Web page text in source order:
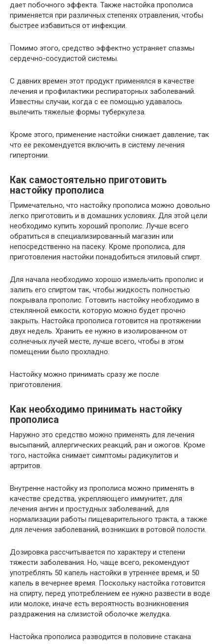
дает побочного эффекта. Также настойка прополиса
применяется при различных степенях отравления, чтобы
быстрее избавиться от инфекции.
Помимо этого, средство эффектно устраняет спазмы
сердечно-сосудистой системы.
С давних времен этот продукт применялся в качестве
лечения и профилактики респираторных заболеваний.
Известны случаи, когда с ее помощью удавалось
вылечить тяжелые формы туберкулеза.
Кроме этого, применение настойки снижает давление, так
что ее рекомендуется включить в систему лечения
гипертонии.
Как самостоятельно приготовить
настойку прополиса
Примечательно, что настойку прополиса можно довольно
легко приготовить и в домашних условиях. Для этой цели
необходимо купить хороший прополис. Лучше всего
обратиться в специализированный магазин или
непосредственно на пасеку. Кроме прополиса, для
приготовления настойки понадобиться этиловый спирт.
Для начала необходимо хорошо измельчить прополис и
залить его спиртом так, чтобы жидкость полностью
покрывала прополис. Готовить настойку необходимо в
стеклянной емкости, которую можно будет прочно
закрыть. Настойка прополиса готовится на протяжении
двух недель. Хранить ее нужно в изолированном от
солнечных лучей месте, лучше всего, чтобы в этом
помещении было прохладно.
Настойку можно принимать сразу же после
приготовления.
Как необходимо принимать настойку
прополиса
Наружно это средство можно применять для лечения
высыпаний, аллергических реакций, ран и ожогов. Кроме
того, настойка снимает симптомы радикулитов и
артритов.
Внутренне настойку из прополиса можно применять в
качестве средства, укрепляющего иммунитет, для
лечения ангин и простудных заболеваний, для
нормализации работы пищеварительного тракта, а также
для лечения заболеваний, возникших в ротовой полости.
Дозировка рассчитывается по характеру и степени
тяжести заболевания. Но, чаще всего, рекомендуют
употреблять 50 капель настойки в утреннее время, и 50
капель в вечернее время. Поскольку настойка готовится
на спирту, перед употреблением ее нужно развести в воде
или молоке, иначе есть вероятность возникновения
раздражения на слизистой оболочке желудка.
Настойка прополиса разводится в половине стакана